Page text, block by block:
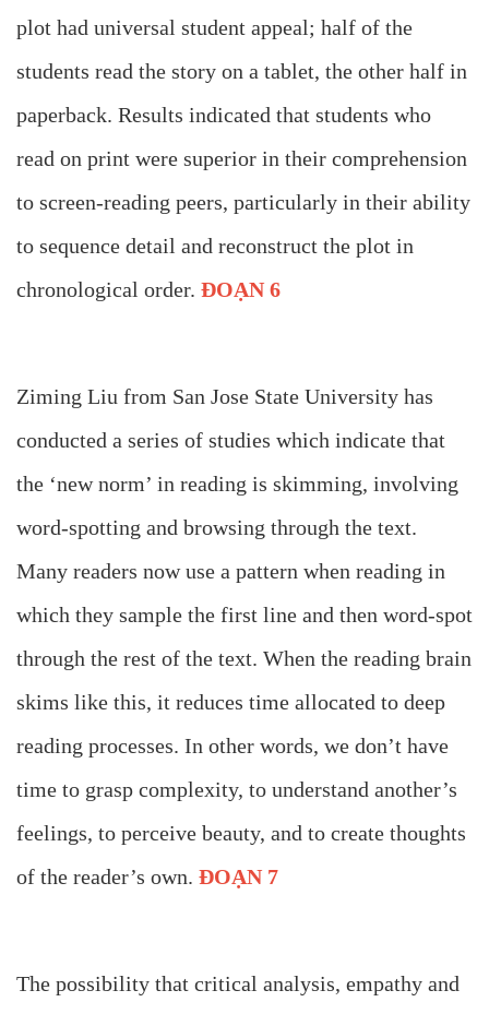
plot had universal student appeal; half of the
students read the story on a tablet, the other half in
paperback. Results indicated that students who
read on print were superior in their comprehension
to screen-reading peers, particularly in their ability
to sequence detail and reconstruct the plot in
chronological order. ĐOẠN 6
Ziming Liu from San Jose State University has
conducted a series of studies which indicate that
the ‘new norm’ in reading is skimming, involving
word-spotting and browsing through the text.
Many readers now use a pattern when reading in
which they sample the first line and then word-spot
through the rest of the text. When the reading brain
skims like this, it reduces time allocated to deep
reading processes. In other words, we don’t have
time to grasp complexity, to understand another’s
feelings, to perceive beauty, and to create thoughts
of the reader’s own. ĐOẠN 7
The possibility that critical analysis, empathy and